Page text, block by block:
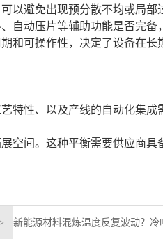
以避免出现预分散不均或局部
自动压片等辅助功能是否完备
和可操作性，决定了设备在长
特性、以及产线的自动化集成
空间。这种平衡需要供应商具